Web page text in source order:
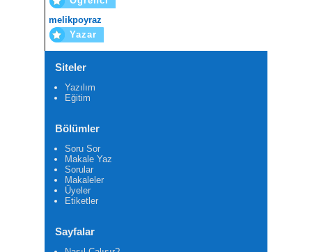
melikpoyraz
Yazar
Siteler
Yazılım
Eğitim
Bölümler
Soru Sor
Makale Yaz
Sorular
Makaleler
Üyeler
Etiketler
Sayfalar